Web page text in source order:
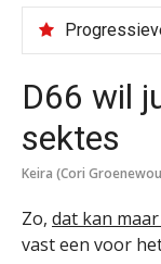
D66 wil
sektes
Keira (Cori
Zo, dat kan
vast een voor